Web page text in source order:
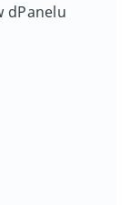
dPanelu